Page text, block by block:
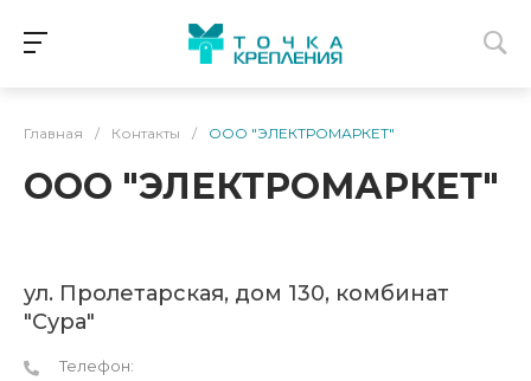
Главная / Контакты / ООО "ЭЛЕКТРОМАРКЕТ"
ООО "ЭЛЕКТРОМАРКЕТ"
ул. Пролетарская, дом 130, комбинат
"Сура"
Телефон: